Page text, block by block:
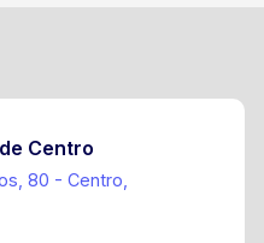
Centro
80 - Centro,